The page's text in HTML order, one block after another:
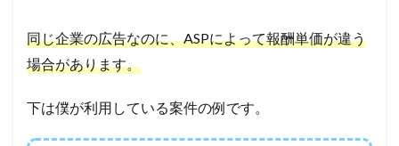
同じ企業の広告なのに、ASPによって報酬単価が違う
場合があります。
下は僕が利用している案件の例です。